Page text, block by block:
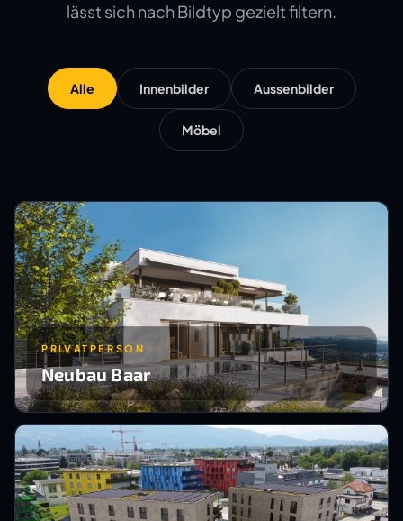
lässt sich nach Bildtyp gezielt filtern.
Alle Innenbilder Aussenbilder
Möbel
PRIVATPERSON
Neubau Baar